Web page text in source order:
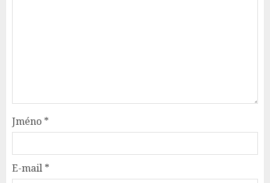
Jméno *
E-mail *